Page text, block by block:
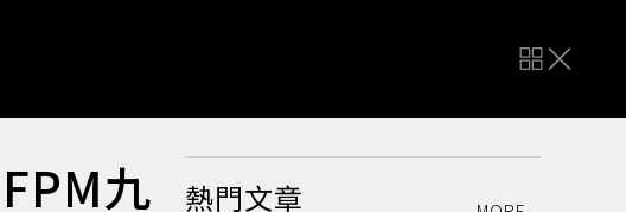
九
熱門文章